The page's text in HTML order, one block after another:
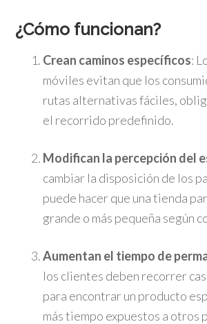
¿Cómo funcionan?
Crean caminos específicos:
móviles evitan que los
rutas alternativas fáciles,
el recorrido predefinido.
Modifican la percepción del
cambiar la disposición de los
puede hacer que una tienda
grande o más pequeña según
Aumentan el tiempo de
los clientes deben recorrer
para encontrar un producto
más tiempo expuestos a otros